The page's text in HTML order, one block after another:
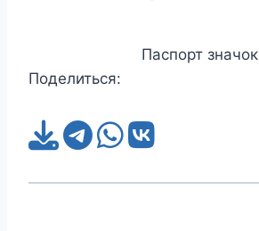
Паспорт значок
Поделиться: